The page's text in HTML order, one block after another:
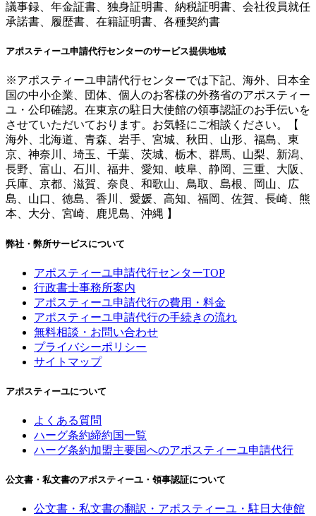
議事録、年金証書、独身証明書、納税証明書、会社役員就任
承諾書、履歴書、在籍証明書、各種契約書
アポスティーユ申請代行センターのサービス提供地域
※アポスティーユ申請代行センターでは下記、海外、日本全
国の中小企業、団体、個人のお客様の外務省のアポスティー
ユ・公印確認。在東京の駐日大使館の領事認証のお手伝いを
させていただいております。お気軽にご相談ください。【
海外、北海道、青森、岩手、宮城、秋田、山形、福島、東
京、神奈川、埼玉、千葉、茨城、栃木、群馬、山梨、新潟、
長野、富山、石川、福井、愛知、岐阜、静岡、三重、大阪、
兵庫、京都、滋賀、奈良、和歌山、鳥取、島根、岡山、広
島、山口、徳島、香川、愛媛、高知、福岡、佐賀、長崎、熊
本、大分、宮崎、鹿児島、沖縄 】
弊社・弊所サービスについて
アポスティーユ申請代行センターTOP
行政書士事務所案内
アポスティーユ申請代行の費用・料金
アポスティーユ申請代行の手続きの流れ
無料相談・お問い合わせ
プライバシーポリシー
サイトマップ
アポスティーユについて
よくある質問
ハーグ条約締約国一覧
ハーグ条約加盟主要国へのアポスティーユ申請代行
公文書・私文書のアポスティーユ・領事認証について
公文書・私文書の翻訳・アポスティーユ・駐日大使館